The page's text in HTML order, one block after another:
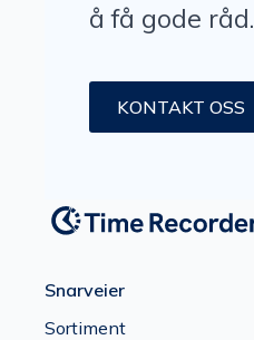
å få gode råd.
KONTAKT OSS
Snarveier
Sortiment